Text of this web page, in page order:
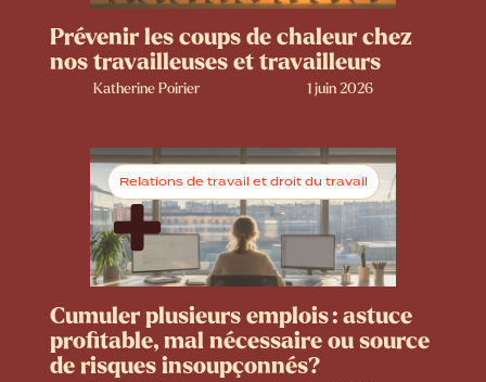
Prévenir les coups de chaleur chez
nos travailleuses et travailleurs
Katherine Poirier 1 juin 2026
Relations de travail et droit du travail
Cumuler plusieurs emplois : astuce
profitable, mal nécessaire ou source
de risques insoupçonnés?